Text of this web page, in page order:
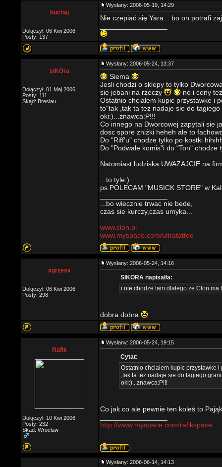
buchaj
Dołączył: 06 Kwi 2006
Posty: 137
Wysłany: 2006-05-19, 14:29
Nie czepiać się Yara... bo on potrafi
siKOra
Dołączył: 01 Maj 2006
Posty: 111
Skąd: Breslau
Wysłany: 2006-05-24, 13:37
Siema
Jesli chodzi o sklepy to tylko
sie jebani na rzeczy
no i ceny
Ostatnio chcialem kupic przystawke i
to"tak ,tak ta tez nadaje sie do
oki:)...znawca:P!!!
Co innego na Dworcowej zapytali sie
dosc spore zniżki heheh ale to
Do "Riff'u" chodze tylko po kostki
Do "Podwale komis"i do "Ton" chodze
Natomiast ludziska UWAZAJCIE na
...to tyle:)
ps.POLECAM "MUSICK STORE" w
...bo wiecznie trwac nie bede,
czas sie kurczy,czas umyka...
www.clon.pl
www.myspace.com/ultratattoo
xgrzesx
Dołączył: 06 Kwi 2006
Posty: 298
Wysłany: 2006-05-24, 14:16
SIKORA napisał/a:
i nie chodze tam dlatego ze Clon ma
dobra dobra
Rafik
Dołączył: 10 Kwi 2006
Posty: 232
Skąd: Wrocław
Wysłany: 2006-05-24, 19:15
Cytat:
Ostatnio chcialem kupic przystawke
,tak ta tez nadaje sie do tagiego
oki:)...znawca:P!!!
Co jak co ale pewnie ten koleś to
http://www.myspace.com/rafikspace
Wysłany: 2006-06-14, 14:13